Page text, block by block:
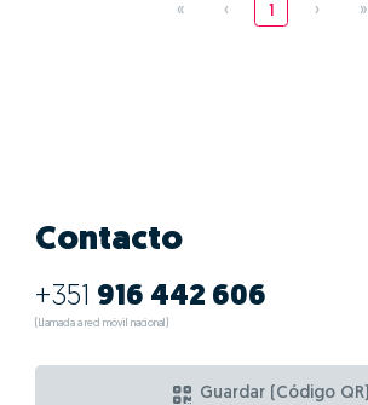
« ‹ 1 › »
Contacto
+351 916 442 606
(Llamada a red móvil nacional)
Guardar (Código QR)